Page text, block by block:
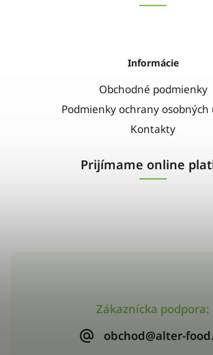
Zákaznícka podpora:
obchod@alter-
Informácie
Obchodné podmienky
Podmienky ochrany osobných
Kontakty
Prijímame online